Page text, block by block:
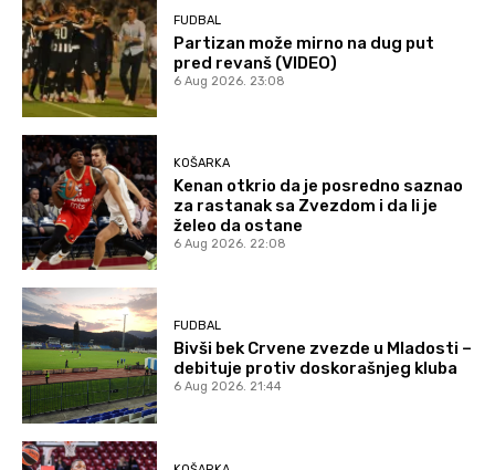
FUDBAL
Partizan može mirno na dug put
pred revanš (VIDEO)
6 Aug 2026. 23:08
KOŠARKA
Kenan otkrio da je posredno saznao
za rastanak sa Zvezdom i da li je
želeo da ostane
6 Aug 2026. 22:08
FUDBAL
Bivši bek Crvene zvezde u Mladosti –
debituje protiv doskorašnjeg kluba
6 Aug 2026. 21:44